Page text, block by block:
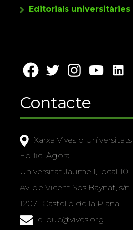
Editorials
Contacte
Xarxa Vives d'Universitats
Edifici Àgora
Universitat Jaume I, local 10
Av. de Vicent Sos Baynat, s/n
12071 Castelló de la Plana
e-buc@vives.org